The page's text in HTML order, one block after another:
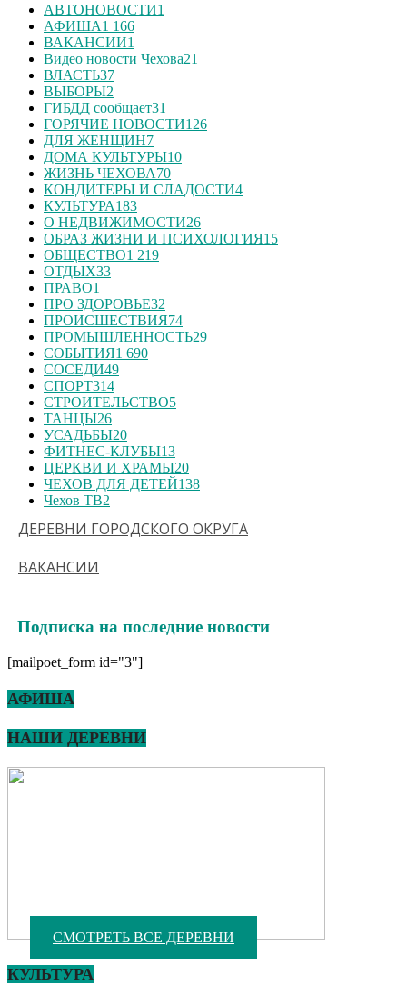
АВТОНОВОСТИ1
АФИША1 166
ВАКАНСИИ1
Видео новости Чехова21
ВЛАСТЬ37
ВЫБОРЫ2
ГИБДД сообщает31
ГОРЯЧИЕ НОВОСТИ126
ДЛЯ ЖЕНЩИН7
ДОМА КУЛЬТУРЫ10
ЖИЗНЬ ЧЕХОВА70
КОНДИТЕРЫ И СЛАДОСТИ4
КУЛЬТУРА183
О НЕДВИЖИМОСТИ26
ОБРАЗ ЖИЗНИ И ПСИХОЛОГИЯ15
ОБЩЕСТВО1 219
ОТДЫХ33
ПРАВО1
ПРО ЗДОРОВЬЕ32
ПРОИСШЕСТВИЯ74
ПРОМЫШЛЕННОСТЬ29
СОБЫТИЯ1 690
СОСЕДИ49
СПОРТ314
СТРОИТЕЛЬСТВО5
ТАНЦЫ26
УСАДЬБЫ20
ФИТНЕС-КЛУБЫ13
ЦЕРКВИ И ХРАМЫ20
ЧЕХОВ ДЛЯ ДЕТЕЙ138
Чехов ТВ2
ДЕРЕВНИ ГОРОДСКОГО ОКРУГА
ВАКАНСИИ
Подписка на последние новости
[mailpoet_form id="3"]
АФИША
НАШИ ДЕРЕВНИ
СМОТРЕТЬ ВСЕ ДЕРЕВНИ
КУЛЬТУРА